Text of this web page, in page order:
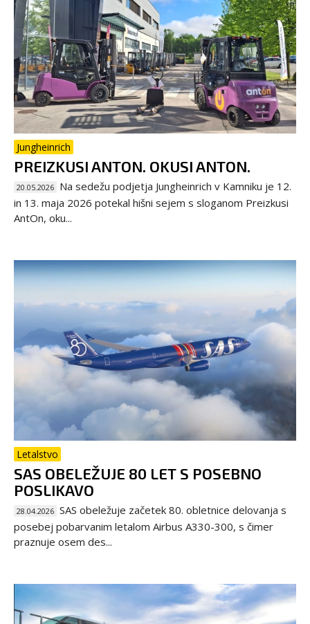
Jungheinrich
PREIZKUSI ANTON. OKUSI ANTON.
20.05.2026 Na sedežu podjetja Jungheinrich v Kamniku je 12.
in 13. maja 2026 potekal hišni sejem s sloganom Preizkusi
AntOn, oku...
Letalstvo
SAS OBELEŽUJE 80 LET S POSEBNO
POSLIKAVO
28.04.2026 SAS obeležuje začetek 80. obletnice delovanja s
posebej pobarvanim letalom Airbus A330-300, s čimer
praznuje osem des...